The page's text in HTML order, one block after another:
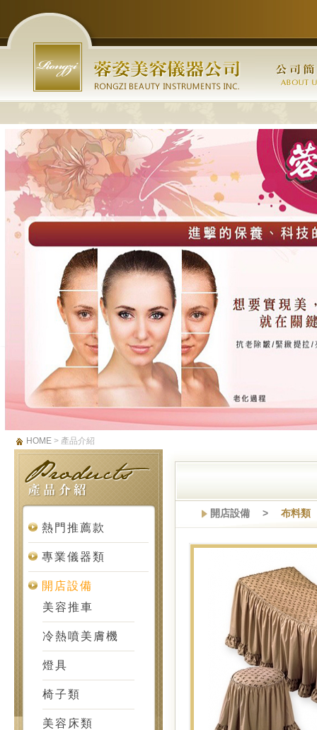
HOME > 產品介紹
熱門推薦款
專業儀器類
開店設備
美容推車
冷熱噴美膚機
燈具
椅子類
美容床類
開店設備 > 布料類